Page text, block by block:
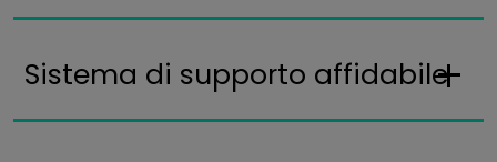
Sistema di supporto affidabile